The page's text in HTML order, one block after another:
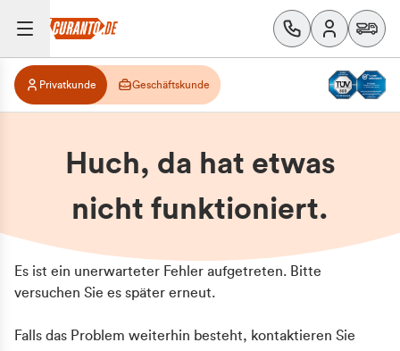
Privatkunde Geschäftskunde
Huch, da hat etwas
nicht funktioniert.
Es ist ein unerwarteter Fehler aufgetreten. Bitte
versuchen Sie es später erneut.
Falls das Problem weiterhin besteht, kontaktieren Sie